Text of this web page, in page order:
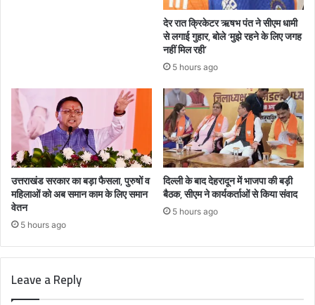
देर रात क्रिकेटर ऋषभ पंत ने सीएम धामी
से लगाई गुहार, बोले ‘मुझे रहने के लिए जगह
नहीं मिल रही’
5 hours ago
उत्तराखंड सरकार का बड़ा फैसला, पुरुषों व
महिलाओं को अब समान काम के लिए समान
वेतन
5 hours ago
दिल्ली के बाद देहरादून में भाजपा की बड़ी
बैठक, सीएम ने कार्यकर्ताओं से किया संवाद
5 hours ago
Leave a Reply